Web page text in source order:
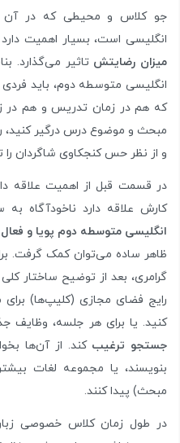
جو کلاس و محیطی که در آن
انگلیسی است، بسیار اهمیت
میزان رضایتش تاثیر می‌گذارد.
انگلیسی متوسطه دوم، باید
که هم در زمان تدریس و هم در
مبحث و موضوع درس درگیر کنید،
و از نظر حس کنجکاوی شاگردان را
در قسمت قبل از اهمیت علاقه
کارش علاقه دارد ناخودآگاه
انگلیسی متوسطه دوم پویا و فعال
ظاهر ساده می‌توان کمک گرفت.
گرامری، بعد از توضیح ساختار
رایج فضای مجازی (کلیپ‌ها) برای
کنید. یا برای هر جلسه، وظایف
جستجو ترغیب کند. از آن‌ها
بنویسند، یا مجموعه لغات
مبحث) پیدا کنند.
در طول زمان کلاس خصوصی